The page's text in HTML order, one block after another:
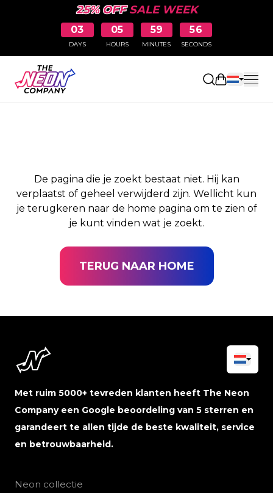
25% OFFSALE WEEK
03
DAYS
05
HOURS
59
MINUTES
56
SECONDS
PAGINA NIET
De pagina die je zoekt bestaat niet. Hij kan
verplaatst of geheel verwijderd zijn. Wellicht kun
je terugkeren naar de home pagina om te zien of
je kunt vinden wat je zoekt.
TERUG NAAR HOME
Met ruim 5000+ tevreden klanten heeft The Neon
Company een Google beoordeling van 5 sterren en
garandeert te allen tijde de beste kwaliteit, service
en betrouwbaarheid.
Neon collectie